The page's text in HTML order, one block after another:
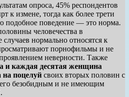
опроса, 45% респондентов
к измене, тогда как более трети
подобное поведение — это норма.
человечества в
нормально относятся к
порнофильмы и не
неверности. Также
каждая десятая женщина
на поцелуй своих вторых половин с
безобидным и не имеющим